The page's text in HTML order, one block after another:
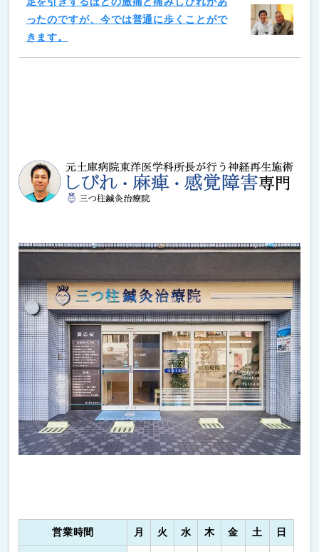
ったのですが、今では普通に歩くことがで
きます。
営業時間 月 火 水 木 金 土 日